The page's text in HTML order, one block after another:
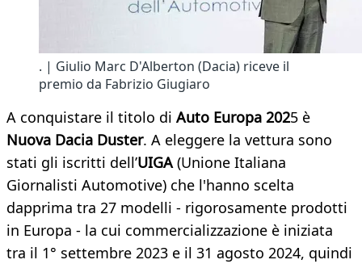
. | Giulio Marc D'Alberton (Dacia) riceve il
premio da Fabrizio Giugiaro
A conquistare il titolo di Auto Europa 2025 è
Nuova Dacia Duster. A eleggere la vettura sono
stati gli iscritti dell’UIGA(Unione Italiana
Giornalisti Automotive) che l'hanno scelta
dapprima tra 27 modelli - rigorosamente prodotti
in Europa - la cui commercializzazione è iniziata
tra il 1° settembre 2023 e il 31 agosto 2024, quindi